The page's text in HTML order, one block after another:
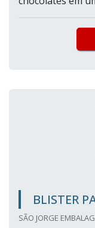
BLISTER
SÃO JORGE